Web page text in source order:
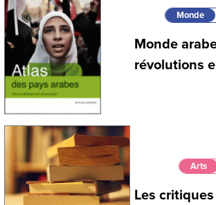
Monde
Monde
révolutions
Arts
Les